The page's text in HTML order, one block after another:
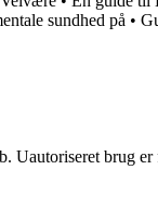
sundhed på •
Uautoriseret brug er